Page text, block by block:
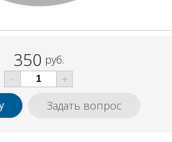
350 руб.
-
+
Задать вопрос